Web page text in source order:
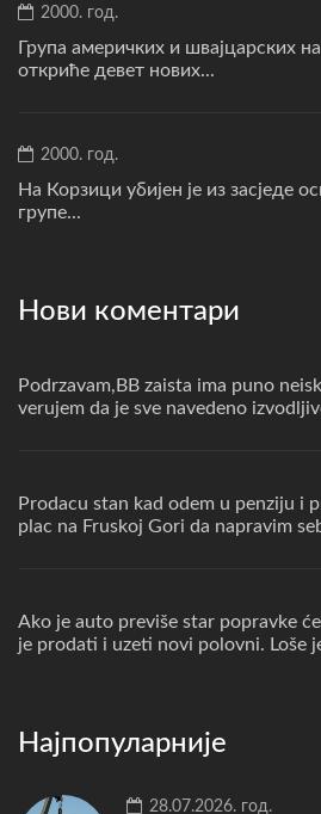
2000. год.
Група америчких и швајцарских
откриће девет нових...
2000. год.
На Корзици убијен је из засједе
групе...
Нови коментари
Podrzavam,BB zaista ima puno
verujem da je sve navedeno
Prodacu stan kad odem u penziju i
plac na Fruskoj Gori da napravim
Ako je auto previše star popravke
je prodati i uzeti novi polovni. Loše
Најпопуларније
28.07.2026. год.